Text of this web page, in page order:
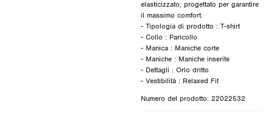
elasticizzato, progettato per garantire
il massimo comfort.
- Tipologia di prodotto : T-shirt
- Collo : Paricollo
- Manica : Maniche corte
- Maniche : Maniche inserite
- Dettagli : Orlo dritto
- Vestibilità : Relaxed Fit
Numero del prodotto: 22022532